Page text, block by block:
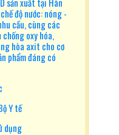
độ nước: nóng -
cầu, cùng các
oxy hóa,
hòa axit cho cơ
phẩm đáng có
Y tế
dụng